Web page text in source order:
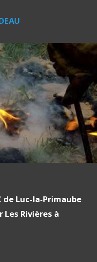
de Luc-la-Primaube
Les Rivières à